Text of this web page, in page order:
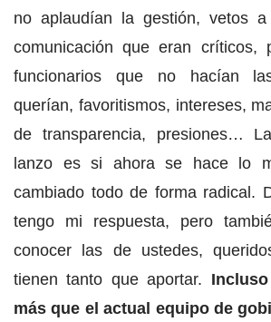
no aplaudían la gestión, vetos
comunicación que eran críticos,
funcionarios que no hacían
querían, favoritismos, intereses,
de transparencia, presiones…
lanzo es si ahora se hace lo
cambiado todo de forma radical.
tengo mi respuesta, pero
conocer las de ustedes,
tienen tanto que aportar.
más que el actual equipo de